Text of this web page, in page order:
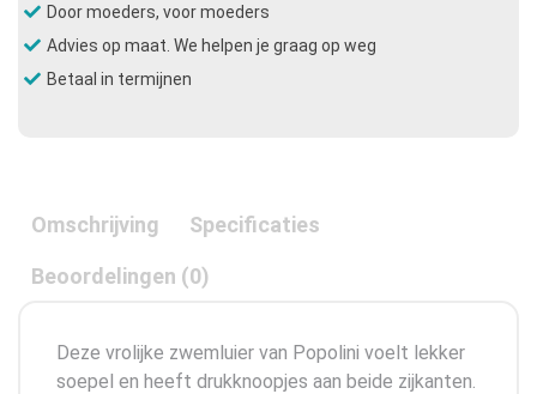
Door moeders, voor moeders
Advies op maat. We helpen je graag op weg
Betaal in termijnen
Omschrijving Specificaties
Beoordelingen (0)
Deze vrolijke zwemluier van Popolini voelt lekker
soepel en heeft drukknoopjes aan beide zijkanten.